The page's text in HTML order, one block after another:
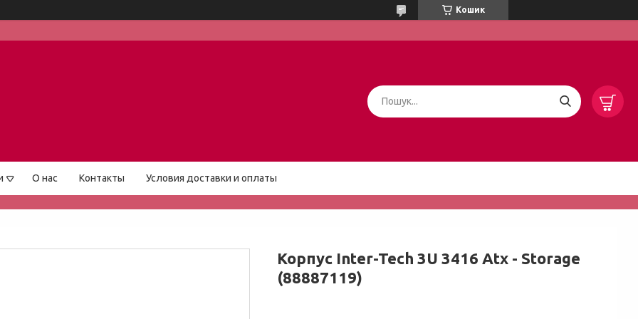
Кошик
О нас Контакты Условия доставки и оплаты
Корпус Inter-Tech 3U 3416 Atx - Storage
(88887119)